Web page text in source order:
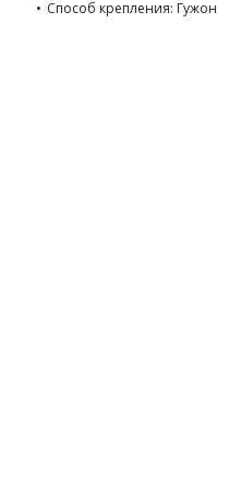
Способ крепления: Гужон